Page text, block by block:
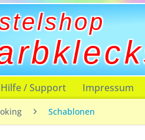
Hilfe / Support Impressum
Schablonen